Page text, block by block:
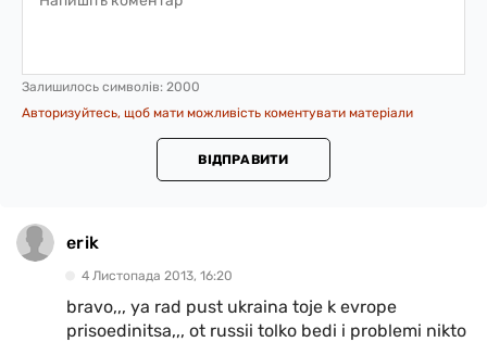
Залишилось символів: 2000
Авторизуйтесь, щоб мати можливість коментувати матеріали
ВІДПРАВИТИ
erik
4 Листопада 2013, 16:20
bravo,,, ya rad pust ukraina toje k evrope
prisoedinitsa,,, ot russii tolko bedi i problemi nikto